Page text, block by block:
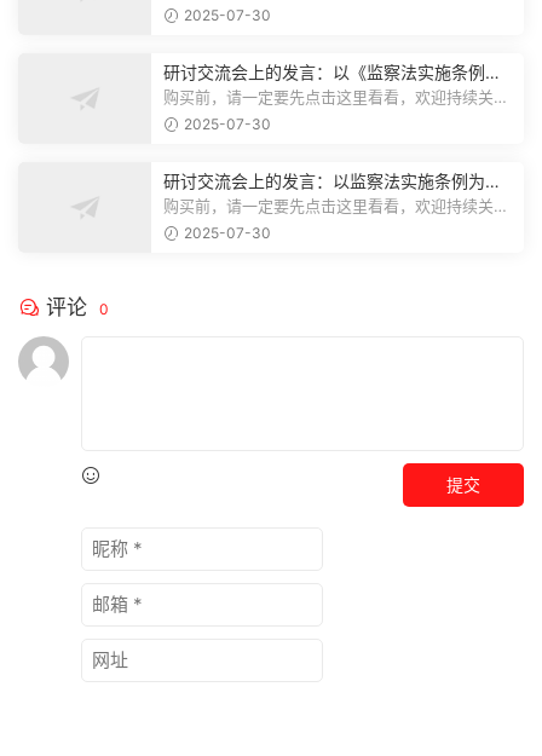
注，精彩模板每天推送预览结束，本文...
2025-07-30
研讨交流会上的发言：以《监察法实施条例》
为纲,推动巡察工作高质量发展
购买前，请一定要先点击这里看看，欢迎持续关
注，精彩模板每天推送预览结束，本文...
2025-07-30
研讨交流会上的发言：以监察法实施条例为纲
推动巡察工作高质量发展
购买前，请一定要先点击这里看看，欢迎持续关
注，精彩模板每天推送预览结束，本文...
2025-07-30
评论 0
提交